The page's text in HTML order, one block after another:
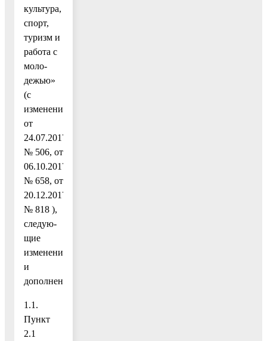
культура,
спорт,
туризм и
работа с
моло-
дежью»
(с
изменениями
от
24.07.2017
№ 506, от
06.10.2017
№ 658, от
20.12.2017
№ 818 ),
следую-
щие
изменения
и
дополнения:
1.1.
Пункт
2.1